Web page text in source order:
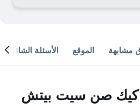
مشابهة الموقع الأسئلة الشائعة
صن سيت بيتش